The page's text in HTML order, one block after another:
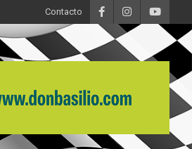
Contacto